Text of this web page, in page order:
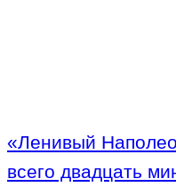
«Ленивый
всего двадцать